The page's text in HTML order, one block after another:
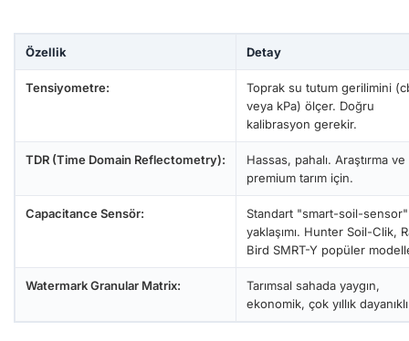
Özellik Detay
Tensiyometre:
Toprak su tutum gerilimini
veya kPa) ölçer. Doğru
kalibrasyon gerekir.
TDR (Time Domain Reflectometry):
Hassas, pahalı. Araştırma ve
premium tarım için.
Capacitance Sensör:
Standart "smart-soil-sensor"
yaklaşımı. Hunter Soil-Clik,
Bird SMRT-Y popüler
Watermark Granular Matrix:
Tarımsal sahada yaygın,
ekonomik, çok yıllık